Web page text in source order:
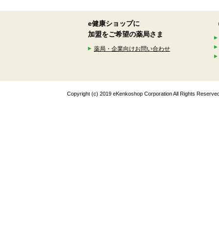
e健康ショップに
加盟をご希望の薬局さま
薬局・企業向けお問い合わせ
Copyright (c) 2019 eKenkoshop Corporation All Rights